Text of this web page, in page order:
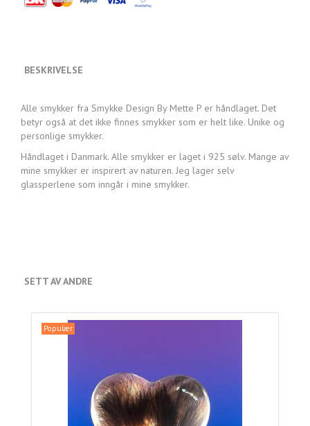
BESKRIVELSE
Alle smykker fra Smykke Design By Mette P er håndlaget. Det
betyr også at det ikke finnes smykker som er helt like. Unike og
personlige smykker.
Håndlaget i Danmark. Alle smykker er laget i 925 sølv. Mange av
mine smykker er inspirert av naturen. Jeg lager selv
glassperlene som inngår i mine smykker.
SETT AV ANDRE
Populær